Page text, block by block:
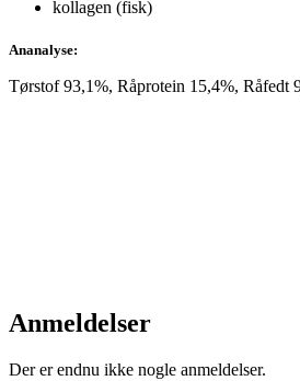
kollagen (fisk)
Ananalyse:
Tørstof 93,1%, Råprotein 15,4%, Råfedt
Anmeldelser
Der er endnu ikke nogle anmeldelser.